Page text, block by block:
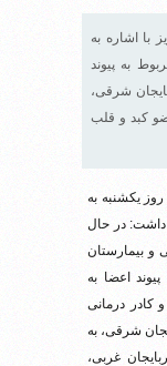
با اشاره به
به پیوند
شرقی،
کبد و قلب
روز یکشنبه به
داشت: در حال
و بیمارستان
اعضا به
درمانی
شرقی، به
غربی،